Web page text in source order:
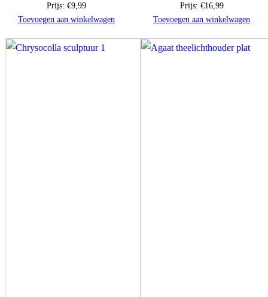
Prijs: €9,99
Toevoegen aan winkelwagen
Prijs: €16,99
Toevoegen aan winkelwagen